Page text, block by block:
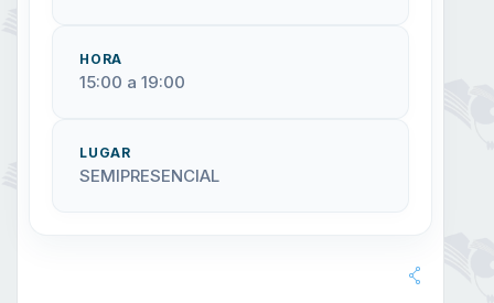
HORA
15:00 a 19:00
LUGAR
SEMIPRESENCIAL